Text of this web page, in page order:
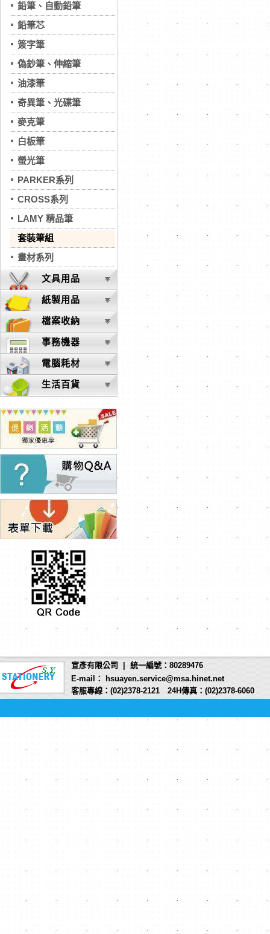
鉛筆、自動鉛筆
鉛筆芯
簽字筆
偽鈔筆、伸縮筆
油漆筆
奇異筆、光碟筆
麥克筆
白板筆
螢光筆
PARKER系列
CROSS系列
LAMY 精品筆
套裝筆組
畫材系列
文具用品
紙製用品
檔案收納
事務機器
電腦耗材
生活百貨
宣彥有限公司 | 統一編號：80289476
E-mail： hsuayen.service@msa.hinet.net
客服專線：(02)2378-2121 24H傳真：(02)2378-6060